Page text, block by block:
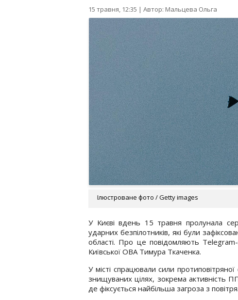
15 травня, 12:35 | Автор: Мальцева Ольга
Ілюстроване фото / Getty images
У Києві вдень 15 травня пролунала
ударних безпілотників, які були
області. Про це повідомляють Telegram-
Київської ОВА Тимура Ткаченка.
У місті спрацювали сили
знищуваних цілях, зокрема активність
де фіксується найбільша загроза з повітря.